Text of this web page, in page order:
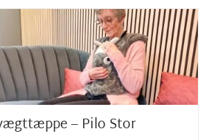
varianter.
Mulighederne
vælges
på
varesiden
– Pilo Stor